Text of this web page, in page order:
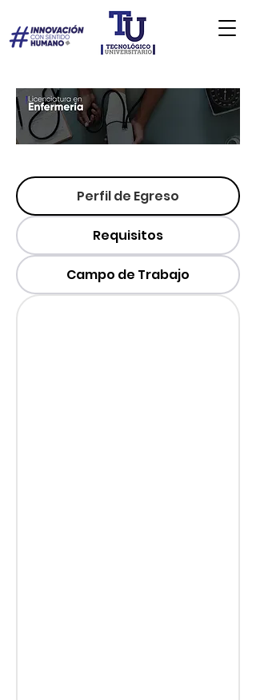
Perfil de Egreso
Requisitos
Campo de Trabajo